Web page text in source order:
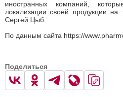
иностранных компаний,
локализации своей продукции на
Сергей Цыб.
По данным сайта https://
Поделиться